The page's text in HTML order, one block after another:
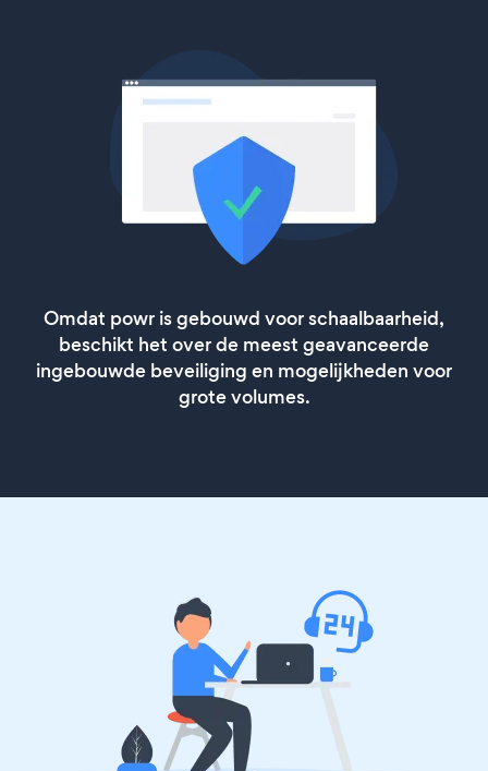
Omdat powr is gebouwd voor schaalbaarheid,
beschikt het over de meest geavanceerde
ingebouwde beveiliging en mogelijkheden voor
grote volumes.